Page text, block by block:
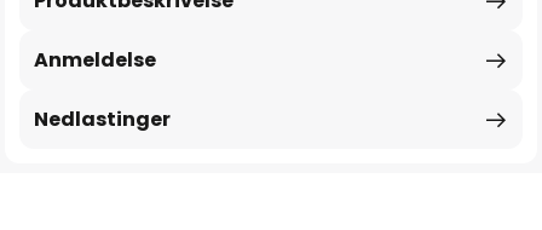
Anmeldelse
Nedlastinger